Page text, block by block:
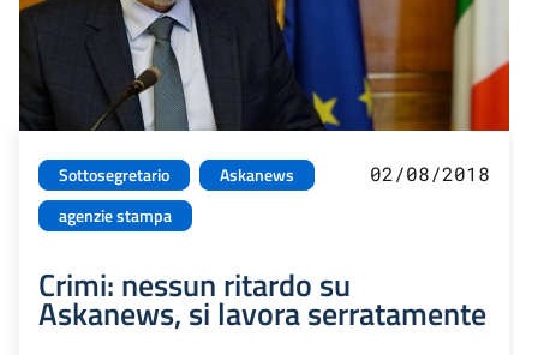
Sottosegretario
Askanews
agenzie stampa
02/08/2018
Crimi: nessun ritardo su
Askanews, si lavora serratamente